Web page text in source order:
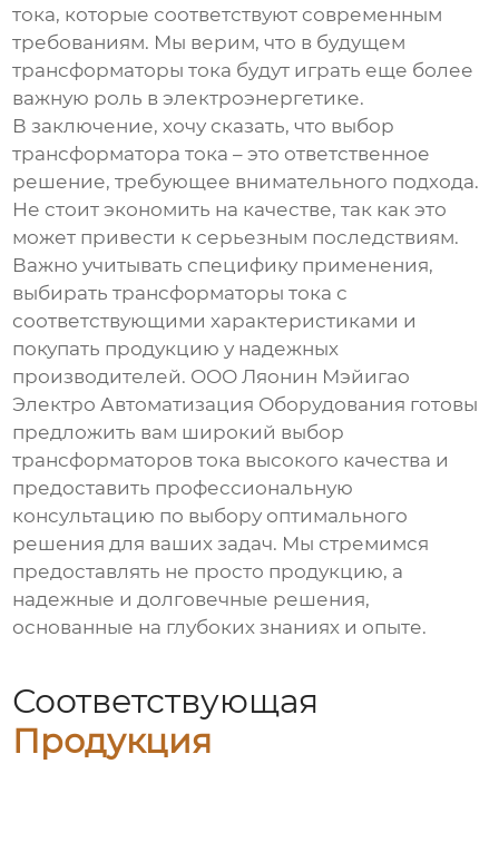
тока, которые соответствуют современным
требованиям. Мы верим, что в будущем
трансформаторы тока будут играть еще более
важную роль в электроэнергетике.
В заключение, хочу сказать, что выбор
трансформатора тока – это ответственное
решение, требующее внимательного подхода.
Не стоит экономить на качестве, так как это
может привести к серьезным последствиям.
Важно учитывать специфику применения,
выбирать трансформаторы тока с
соответствующими характеристиками и
покупать продукцию у надежных
производителей. ООО Ляонин Мэйигао
Электро Автоматизация Оборудования готовы
предложить вам широкий выбор
трансформаторов тока высокого качества и
предоставить профессиональную
консультацию по выбору оптимального
решения для ваших задач. Мы стремимся
предоставлять не просто продукцию, а
надежные и долговечные решения,
основанные на глубоких знаниях и опыте.
Соответствующая
Продукция